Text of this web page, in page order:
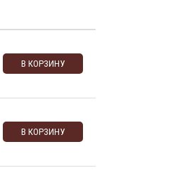
В КОРЗИНУ
В КОРЗИНУ